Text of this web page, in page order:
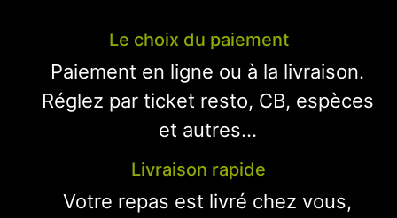
Le choix du paiement
Paiement en ligne ou à la livraison.
Réglez par ticket resto, CB, espèces
et autres...
Livraison rapide
Votre repas est livré chez vous,